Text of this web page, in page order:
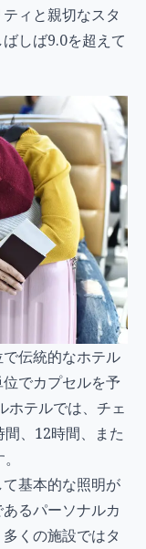
ィと親切なスタ
しば9.0を超えて
伝統的なホテル
でカプセルを予
ホテルでは、チェ
、12時間、また
基本的な照明が
るパーソナルカ
くの施設ではタ